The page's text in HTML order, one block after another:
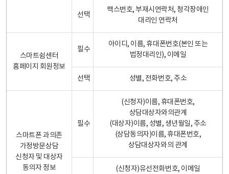
선택
팩스번호, 부재시연락처, 청각장애인
대리인 연락처
스마트쉼센터
홈페이지 회원정보
필수
아이디, 이름, 휴대폰번호(본인 또는
법정대리인), 이메일
선택 성별, 전화번호, 주소
스마트폰 과의존
가정방문상담
신청자 및 대상자
동의자 정보
필수
(신청자)이름, 휴대폰번호,
상담대상자와의관계
(대상자)이름, 성별, 생년월일, 주소
(상담동의자)이름, 휴대폰번호,
상담대상자와의 관계
(신청자)유선전화번호, 이메일